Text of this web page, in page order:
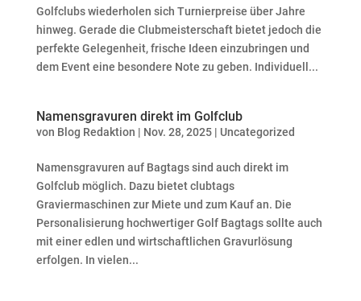
Golfclubs wiederholen sich Turnierpreise über Jahre
hinweg. Gerade die Clubmeisterschaft bietet jedoch die
perfekte Gelegenheit, frische Ideen einzubringen und
dem Event eine besondere Note zu geben. Individuell...
Namensgravuren direkt im Golfclub
von Blog Redaktion | Nov. 28, 2025| Uncategorized
Namensgravuren auf Bagtags sind auch direkt im
Golfclub möglich. Dazu bietet clubtags
Graviermaschinen zur Miete und zum Kauf an. Die
Personalisierung hochwertiger Golf Bagtags sollte auch
mit einer edlen und wirtschaftlichen Gravurlösung
erfolgen. In vielen...